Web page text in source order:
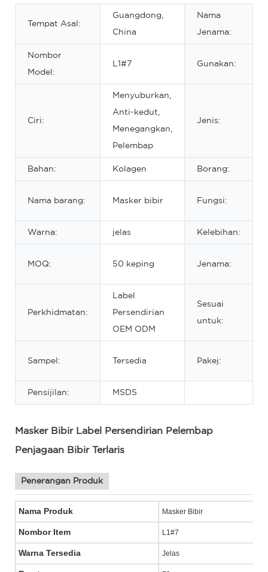
Tempat Asal:
Guangdong,
China
Nama
Jenama:
Nombor
Model:
L1#7 Gunakan:
Ciri:
Menyuburkan,
Anti-kedut,
Menegangkan,
Pelembap
Jenis:
Bahan: Kolagen Borang:
Nama barang: Masker bibir Fungsi:
Warna: jelas Kelebihan:
MOQ: 50 keping Jenama:
Perkhidmatan:
Label
Persendirian
OEM ODM
Sesuai
untuk:
Sampel: Tersedia Pakej:
Pensijilan: MSDS
Masker Bibir Label Persendirian Pelembap
Penjagaan Bibir Terlaris
Penerangan Produk
Nama Produk Masker Bibir
Nombor Item L1#7
Warna Tersedia Jelas